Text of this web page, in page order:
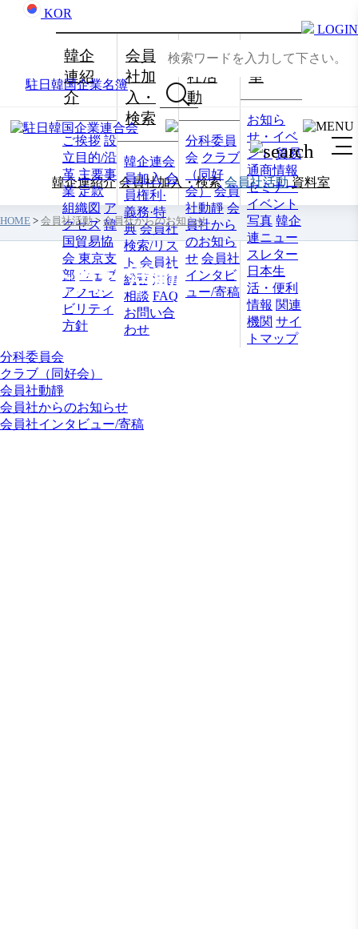
韓企
連紹
介
ご挨拶 設
立目的/沿
革 主要事
業 定款
組織図 ア
クセス 韓
国貿易協
会 東京支
部 ウェブ
アクセシ
ビリティ
方針
会員
社加
入・
検索
韓企連会
員加入 会
員権利·
義務·特
典 会員社
検索/リス
ト 会員社
総覧 法律
相談 FAQ
お問い合
わせ
会員
社活
動
分科委員
会 クラブ
（同好
会） 会員
社動靜 会
員社から
のお知ら
せ 会員社
インタビ
ュー/寄稿
資料
室
お知ら
せ・イベ
ント 貿易
通商情報
セミナー
イベント
写真 韓企
連ニュー
スレター
日本生
活・便利
情報 関連
機関 サイ
トマップ
駐日韓国企業名簿
KOR
LOGIN
韓企連紹介 会員社加入・検索 会員社活動 資料室
HOME > 会員社活動> 会員社からのお知らせ
会員社活動
分科委員会
クラブ（同好会）
会員社動靜
会員社からのお知らせ
会員社インタビュー/寄稿